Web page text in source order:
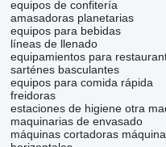
equipos de confitería
amasadoras planetarias
equipos para bebidas
líneas de llenado
equipamientos para
sarténes basculantes
equipos para comida rápida
freidoras
estaciones de higiene otra
maquinarias de envasado
máquinas cortadoras